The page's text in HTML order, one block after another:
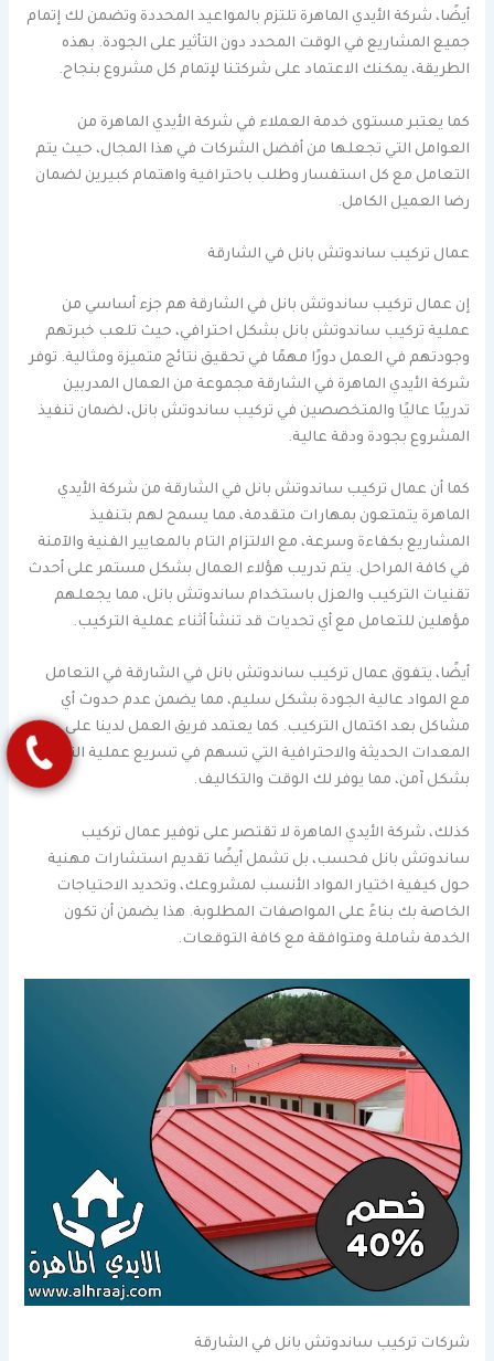
أيضًا، شركة الأيدي الماهرة تلتزم بالمواعيد المحددة وتضمن لك إتمام
جميع المشاريع في الوقت المحدد دون التأثير على الجودة. بهذه
الطريقة، يمكنك الاعتماد على شركتنا لإتمام كل مشروع بنجاح.
كما يعتبر مستوى خدمة العملاء في شركة الأيدي الماهرة من
العوامل التي تجعلها من أفضل الشركات في هذا المجال، حيث يتم
التعامل مع كل استفسار وطلب باحترافية واهتمام كبيرين لضمان
رضا العميل الكامل.
عمال تركيب ساندوتش بانل في الشارقة
إن عمال تركيب ساندوتش بانل في الشارقة هم جزء أساسي من
عملية تركيب ساندوتش بانل بشكل احترافي، حيث تلعب خبرتهم
وجودتهم في العمل دورًا مهمًا في تحقيق نتائج متميزة ومثالية. توفر
شركة الأيدي الماهرة في الشارقة مجموعة من العمال المدربين
تدريبًا عاليًا والمتخصصين في تركيب ساندوتش بانل، لضمان تنفيذ
المشروع بجودة ودقة عالية.
كما أن عمال تركيب ساندوتش بانل في الشارقة من شركة الأيدي
الماهرة يتمتعون بمهارات متقدمة، مما يسمح لهم بتنفيذ
المشاريع بكفاءة وسرعة، مع الالتزام التام بالمعايير الفنية والآمنة
في كافة المراحل. يتم تدريب هؤلاء العمال بشكل مستمر على أحدث
تقنيات التركيب والعزل باستخدام ساندوتش بانل، مما يجعلهم
مؤهلين للتعامل مع أي تحديات قد تنشأ أثناء عملية التركيب.
أيضًا، يتفوق عمال تركيب ساندوتش بانل في الشارقة في التعامل
مع المواد عالية الجودة بشكل سليم، مما يضمن عدم حدوث أي
مشاكل بعد اكتمال التركيب. كما يعتمد فريق العمل لدينا على
المعدات الحديثة والاحترافية التي تسهم في تسريع عملية التركيب
بشكل آمن، مما يوفر لك الوقت والتكاليف.
كذلك، شركة الأيدي الماهرة لا تقتصر على توفير عمال تركيب
ساندوتش بانل فحسب، بل تشمل أيضًا تقديم استشارات مهنية
حول كيفية اختيار المواد الأنسب لمشروعك، وتحديد الاحتياجات
الخاصة بك بناءً على المواصفات المطلوبة. هذا يضمن أن تكون
الخدمة شاملة ومتوافقة مع كافة التوقعات.
شركات تركيب ساندوتش بانل في الشارقة